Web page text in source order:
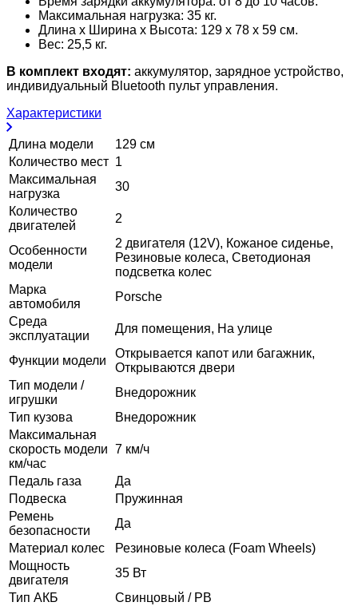
Максимальная нагрузка: 35 кг.
Длина х Ширина х Высота: 129 x 78 x 59 см.
Вес: 25,5 кг.
В комплект входят: аккумулятор, зарядное устройство,
индивидуальный Bluetooth пульт управления.
Характеристики
Длина модели
129 см
Количество мест 1
Максимальная
нагрузка
30
Количество
двигателей
2
Особенности
модели
2 двигателя (12V), Кожаное сиденье,
Резиновые колеса, Светодионая
подсветка колес
Марка
автомобиля
Porsche
Среда
эксплуатации
Для помещения, На улице
Функции модели
Открывается капот или багажник,
Открываются двери
Тип модели /
игрушки
Внедорожник
Тип кузова
Внедорожник
Максимальная
скорость модели
км/час
7 км/ч
Педаль газа
Да
Подвеска
Пружинная
Ремень
безопасности
Да
Материал колес
Резиновые колеса (Foam Wheels)
Мощность
двигателя
35 Вт
Тип АКБ
Свинцовый / PB